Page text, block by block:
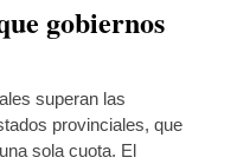
gobiernos
superan las
provinciales, que
sola cuota. El